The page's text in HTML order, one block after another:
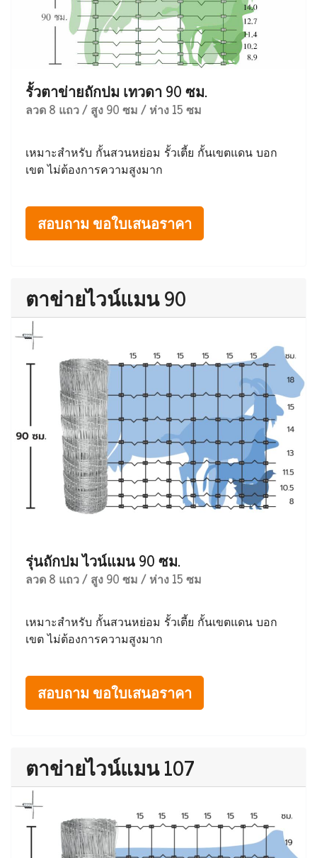
รั้วตาข่ายถักปม เทวดา 90 ซม.
ลวด 8 แถว / สูง 90 ซม / ห่าง 15 ซม
เหมาะสำหรับ กั้นสวนหย่อม รั้วเตี้ย กั้นเขตแดน บอก
เขต ไม่ต้องการความสูงมาก
สอบถาม ขอใบเสนอราคา
ตาข่ายไวน์แมน 90
รุ่นถักปม ไวน์แมน 90 ซม.
ลวด 8 แถว / สูง 90 ซม / ห่าง 15 ซม
เหมาะสำหรับ กั้นสวนหย่อม รั้วเตี้ย กั้นเขตแดน บอก
เขต ไม่ต้องการความสูงมาก
สอบถาม ขอใบเสนอราคา
ตาข่ายไวน์แมน 107